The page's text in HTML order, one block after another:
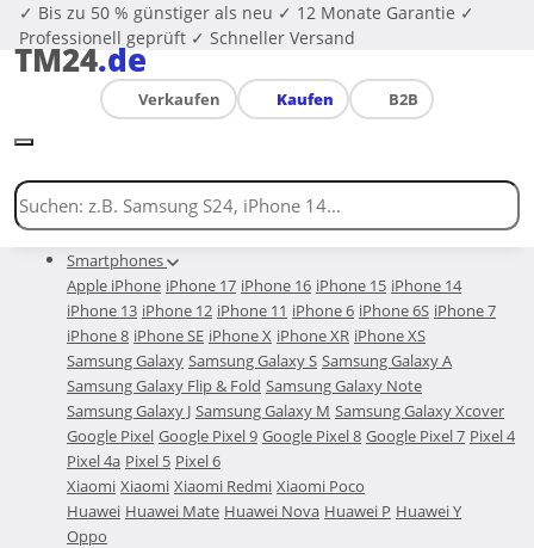
✓ Bis zu 50 % günstiger als neu ✓ 12 Monate Garantie ✓
Professionell geprüft ✓ Schneller Versand
TM24.de
Verkaufen Kaufen B2B
Smartphones
Apple iPhone iPhone 17 iPhone 16 iPhone 15 iPhone 14
iPhone 13 iPhone 12 iPhone 11 iPhone 6 iPhone 6S iPhone 7
iPhone 8 iPhone SE iPhone X iPhone XR iPhone XS
Samsung Galaxy Samsung Galaxy S Samsung Galaxy A
Samsung Galaxy Flip & Fold Samsung Galaxy Note
Samsung Galaxy J Samsung Galaxy M Samsung Galaxy Xcover
Google Pixel Google Pixel 9 Google Pixel 8 Google Pixel 7 Pixel 4
Pixel 4a Pixel 5 Pixel 6
Xiaomi Xiaomi Xiaomi Redmi Xiaomi Poco
Huawei Huawei Mate Huawei Nova Huawei P Huawei Y
Oppo